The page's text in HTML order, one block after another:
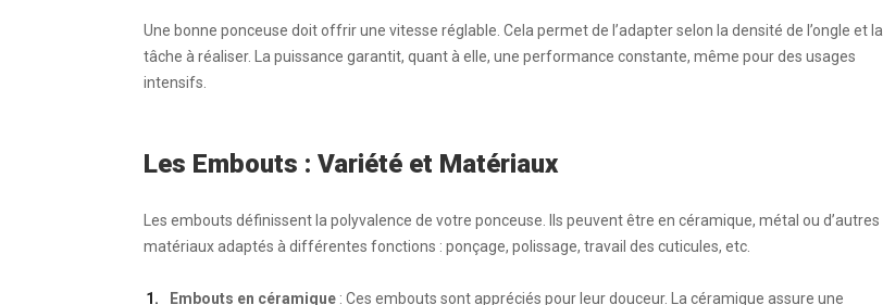
Une bonne ponceuse doit offrir une vitesse réglable . Cela permet de l’adapter selon la densité de l’ongle et la
tâche à réaliser. La puissance garantit, quant à elle, une performance constante, même pour des usages
intensifs.
Les Embouts : Variété et Matériaux
Les embouts définissent la polyvalence de votre ponceuse. Ils peuvent être en céramique, métal ou d’autres
matériaux adaptés à différentes fonctions : ponçage, polissage, travail des cuticules, etc.
Embouts en céramique : Ces embouts sont appréciés pour leur douceur. La céramique assure une